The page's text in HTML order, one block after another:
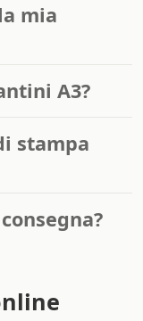
mia
A3?
stampa